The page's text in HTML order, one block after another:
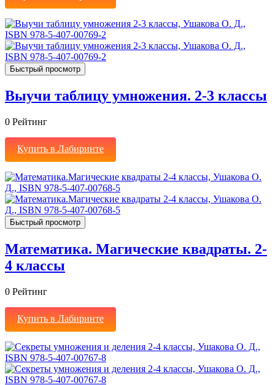
Быстрый просмотр
Выучи таблицу умножения. 2-3 классы
0 Рейтинг
Купить в Лабиринте
Быстрый просмотр
Математика. Магические квадраты. 2-
4 классы
0 Рейтинг
Купить в Лабиринте